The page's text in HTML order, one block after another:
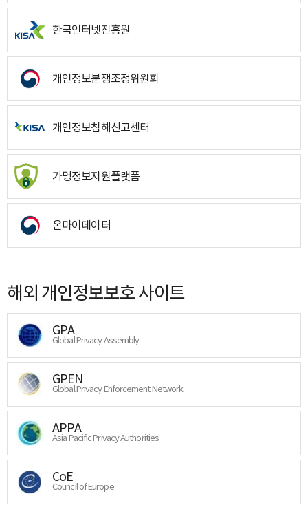
한국인터넷진흥원
개인정보분쟁조정위원회
개인정보침해신고센터
가명정보지원플랫폼
온마이데이터
해외 개인정보보호 사이트
GPA
Global Privacy Assembly
GPEN
Global Privacy Enforcement Network
APPA
Asia Pacific Privacy Authorities
CoE
Council of Europe